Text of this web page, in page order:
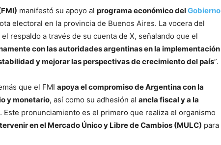
manifestó su apoyo al programa económico delGobierno
electoral en la provincia de Buenos Aires. La vocera del
respaldo a través de su cuenta de X, señalando que el
con las autoridades argentinas en la implementación
y mejorar las perspectivas de crecimiento del país”.
que el FMI apoya el compromiso de Argentina con la
y monetario, así como su adhesión al ancla fiscal y a la
. Este pronunciamiento es el primero que realiza el organismo
en el Mercado Único y Libre de Cambios (MULC) para